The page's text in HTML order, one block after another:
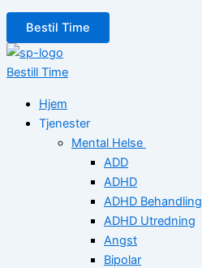
Bestil Time
Bestill Time
Hjem
Tjenester
Mental Helse
ADD
ADHD
ADHD Behandling
ADHD Utredning
Angst
Bipolar